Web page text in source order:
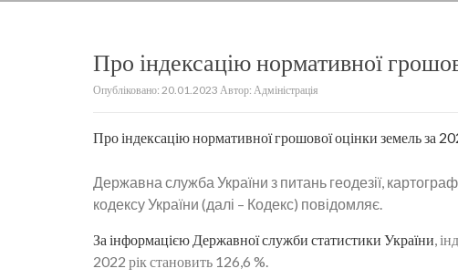
Про індексацію нормативної
Опубліковано: 20.01.2023 Автор: Адміністрація
Про індексацію нормативної грошової оцінки земель за
Державна служба України з питань геодезії,
кодексу України (далі – Кодекс) повідомляє.
За інформацією Державної служби статистики України,
2022 рік становить 126,6 %.